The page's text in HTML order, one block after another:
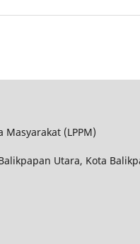
(LPPM)
Utara, Kota